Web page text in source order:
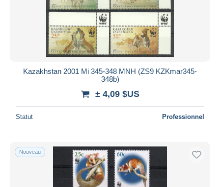
Kazakhstan 2001 Mi 345-348 MNH (ZS9 KZKmar345-
348b)
± 4,09 $US
Statut Professionnel
Nouveau